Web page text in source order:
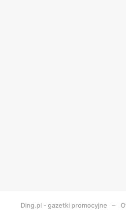
Ding.pl - gazetki promocyjne